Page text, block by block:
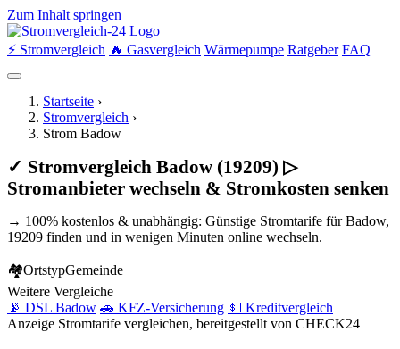
Zum Inhalt springen
⚡ Stromvergleich 🔥 Gasvergleich Wärmepumpe Ratgeber FAQ
Startseite ›
Stromvergleich ›
Strom Badow
✓ Stromvergleich Badow (19209) ▷
Stromanbieter wechseln & Stromkosten senken
→ 100% kostenlos & unabhängig: Günstige Stromtarife für Badow,
19209 finden und in wenigen Minuten online wechseln.
🏘OrtstypGemeinde
Weitere Vergleiche
📡 DSL Badow 🚗 KFZ-Versicherung 💵 Kreditvergleich
Anzeige Stromtarife vergleichen, bereitgestellt von CHECK24